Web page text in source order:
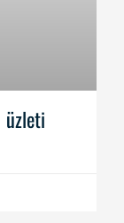
üzleti